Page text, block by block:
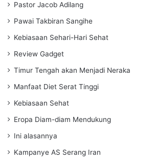
Pastor Jacob Adilang
Pawai Takbiran Sangihe
Kebiasaan Sehari-Hari Sehat
Review Gadget
Timur Tengah akan Menjadi Neraka
Manfaat Diet Serat Tinggi
Kebiasaan Sehat
Eropa Diam-diam Mendukung
Ini alasannya
Kampanye AS Serang Iran